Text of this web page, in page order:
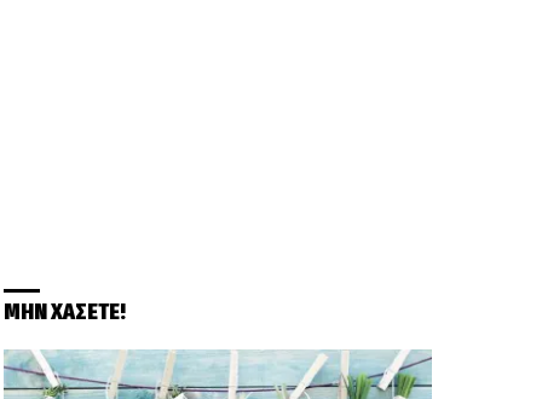
ΜΗΝ ΧΑΣΕΤΕ!